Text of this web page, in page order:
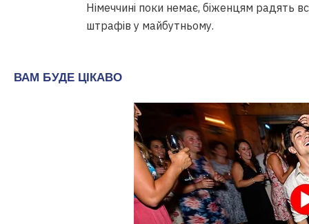
Німеччині поки немає, біженцям радять
штрафів у майбутньому.